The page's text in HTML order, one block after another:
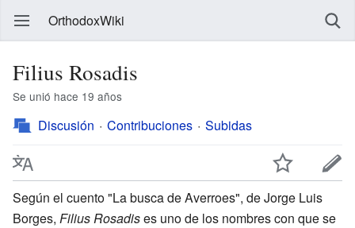
OrthodoxWiki
Filius Rosadis
Se unió hace 19 años
Discusión Contribuciones Subidas
Según el cuento "La busca de Averroes", de Jorge Luis
Borges, Filius Rosadises uno de los nombres con que se